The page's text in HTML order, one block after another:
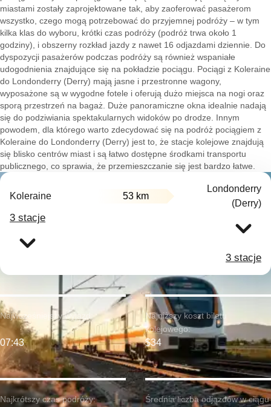
miastami zostały zaprojektowane tak, aby zaoferować pasażerom
wszystko, czego mogą potrzebować do przyjemnej podróży – w tym
kilka klas do wyboru, krótki czas podróży (podróż trwa około 1
godziny), i obszerny rozkład jazdy z nawet 16 odjazdami dziennie. Do
dyspozycji pasażerów podczas podróży są również wspaniałe
udogodnienia znajdujące się na pokładzie pociągu. Pociągi z Koleraine
do Londonderry (Derry) mają jasne i przestronne wagony,
wyposażone są w wygodne fotele i oferują dużo miejsca na nogi oraz
sporą przestrzeń na bagaż. Duże panoramiczne okna idealnie nadają
się do podziwiania spektakularnych widoków po drodze. Innym
powodem, dla którego warto zdecydować się na podróż pociągiem z
Koleraine do Londonderry (Derry) jest to, że stacje kolejowe znajdują
się blisko centrów miast i są łatwo dostępne środkami transportu
publicznego, co sprawia, że przemieszczanie się jest bardzo łatwe.
Koleraine 53 km
Londonderry
(Derry)
3 stacje
3 stacje
Najkrótszy czas podróży:
Najwcześniejszy wyjazd:
07:43
Najniższy koszt biletu
kolejowego:
$34
Średnia liczba odjazdów w ciągu